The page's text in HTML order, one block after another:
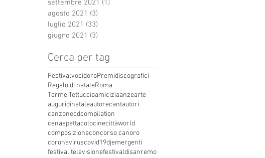
settembre 2021 (1)
agosto 2021 (3)
luglio 2021 (33)
giugno 2021 (3)
Cerca per tag
FestivalvocidoroPremidiscografici
Regalo di nataleRoma
Terme Tettuccioamiciziaanzearte
auguridinataleautorecantautori
canzonecdcompilation
cenaspettacolocinecittàworld
composizioneconcorso canoro
coronaviruscovid19djemergenti
festival.televisionefestivaldisanremo